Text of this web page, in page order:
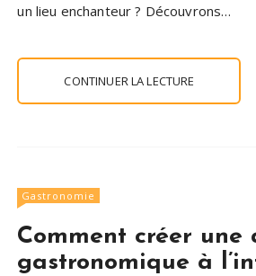
un lieu enchanteur ? Découvrons…
CONTINUER LA LECTURE
Gastronomie
Comment créer une
gastronomique à